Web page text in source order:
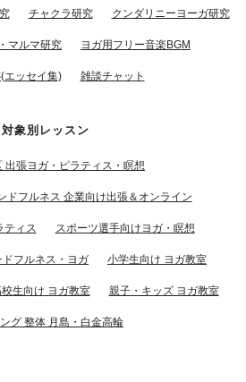
チャクラ研究 クンダリニーヨーガ研究
マルマ研究 ヨガ用フリー音楽BGM
エッセイ集) 雑談チャット
対象別レッスン
出張ヨガ・ピラティス・瞑想
ドフルネス 企業向け出張＆オンライン
ティス スポーツ選手向けヨガ・瞑想
フルネス・ヨガ 小学生向け ヨガ教室
生向け ヨガ教室 親子・キッズ ヨガ教室
グ 整体 月島・白金高輪